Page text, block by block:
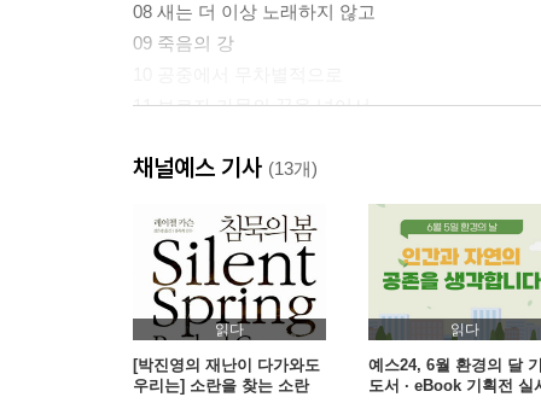
08 새는 더 이상 노래하지 않고
09 죽음의 강
11 보르자 가문의 꿈을 넘어서
13 작은 창을 통해서
15 자연의 반격
16 밀려오는 비상사태
17 가지 않은 길
후기: 에드워드 O. 윌슨
옮긴이의 글
채널예스 기사 (13개)
읽다
[박진영의 재난이 다가와도
우리는] 소란을 찾는 소란
읽다
예스24, 6월 환경의 달
도서 · eBook 기획전 실